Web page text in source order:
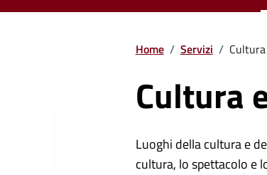
Home / Servizi /
Cultura
Luoghi della cultura e
cultura, lo spettacolo e